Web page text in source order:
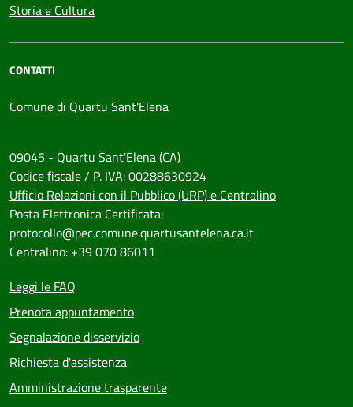
Storia e Cultura
CONTATTI
Comune di Quartu Sant'Elena
09045 - Quartu Sant'Elena (CA)
Codice fiscale / P. IVA: 00288630924
Ufficio Relazioni con il Pubblico (URP) e Centralino
Posta Elettronica Certificata:
protocollo@pec.comune.quartusantelena.ca.it
Centralino: +39 070 86011
Leggi le FAQ
Prenota appuntamento
Segnalazione disservizio
Richiesta d'assistenza
Amministrazione trasparente